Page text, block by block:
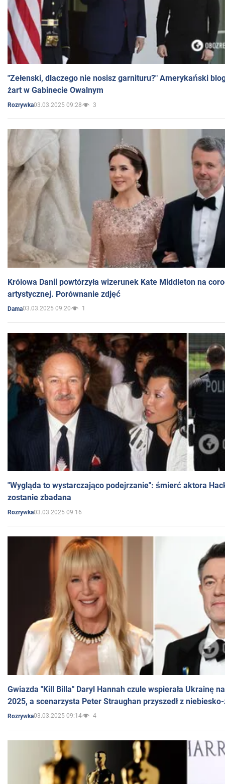
"Zełenski, dlaczego nie nosisz garnituru?" Amerykański
żart w Gabinecie Owalnym
Rozrywka03.03.2025 09:28 3
Królowa Danii powtórzyła wizerunek Kate Middleton na
artystycznej. Porównanie zdjęć
Dama03.03.2025 09:20 1
"Wygląda to wystarczająco podejrzanie": śmierć aktora
zostanie zbadana
Rozrywka03.03.2025 09:16
Gwiazda "Kill Billa" Daryl Hannah czule wspierała Ukrainę
2025, a scenarzysta Peter Straughan przyszedł z
Rozrywka03.03.2025 09:14 4